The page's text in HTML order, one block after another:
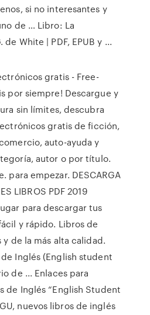
si no interesantes y
de … Libro: La
White | PDF, EPUB y ...
gratis - Free-
por siempre! Descargue y
sin límites, descubra
gratis de ficción,
auto-ayuda y
autor o por título.
para empezar. DESCARGA
LIBROS PDF 2019
para descargar tus
y rápido. Libros de
de la más alta calidad.
Inglés (English student
de ... Enlaces para
de Inglés “English Student
nuevos libros de inglés